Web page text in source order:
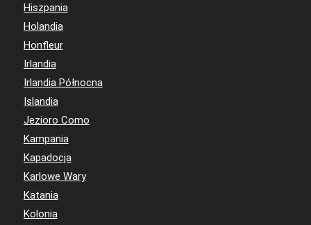
Hiszpania
Holandia
Honfleur
Irlandia
Irlandia Północna
Islandia
Jezioro Como
Kampania
Kapadocja
Karlowe Wary
Katania
Kolonia